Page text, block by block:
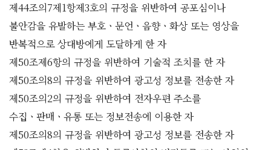
제44조의7제1항제3호의 규정을 위반하여 공포심이나
불안감을 유발하는 부호ㆍ문언ㆍ음향ㆍ화상 또는 영상을
반복적으로 상대방에게 도달하게 한 자
제50조제6항의 규정을 위반하여 기술적 조치를 한 자
제50조의8의 규정을 위반하여 광고성 정보를 전송한 자
제50조의2의 규정을 위반하여 전자우편 주소를
수집ㆍ판매ㆍ유통 또는 정보전송에 이용한 자
제50조의8의 규정을 위반하여 광고성 정보를 전송한 자